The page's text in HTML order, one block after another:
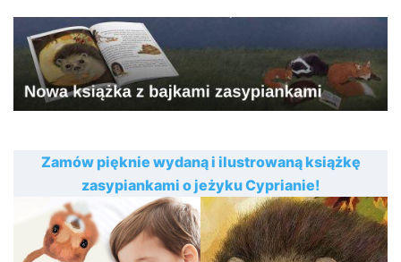
Zamów pięknie wydaną i ilustrowaną książkę
zasypiankami o jeżyku Cyprianie!